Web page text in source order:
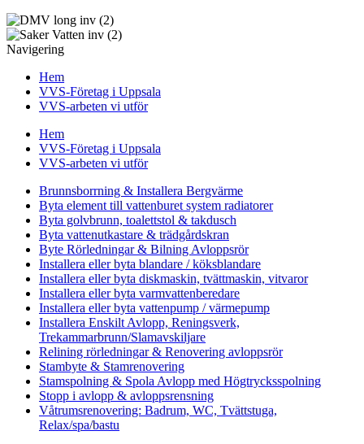
Navigering
Hem
VVS-Företag i Uppsala
VVS-arbeten vi utför
Hem
VVS-Företag i Uppsala
VVS-arbeten vi utför
Brunnsborrning & Installera Bergvärme
Byta element till vattenburet system radiatorer
Byta golvbrunn, toalettstol & takdusch
Byta vattenutkastare & trädgårdskran
Byte Rörledningar & Bilning Avloppsrör
Installera eller byta blandare / köksblandare
Installera eller byta diskmaskin, tvättmaskin, vitvaror
Installera eller byta varmvattenberedare
Installera eller byta vattenpump / värmepump
Installera Enskilt Avlopp, Reningsverk,
Trekammarbrunn/Slamavskiljare
Relining rörledningar & Renovering avloppsrör
Stambyte & Stamrenovering
Stamspolning & Spola Avlopp med Högtrycksspolning
Stopp i avlopp & avloppsrensning
Våtrumsrenovering: Badrum, WC, Tvättstuga,
Relax/spa/bastu